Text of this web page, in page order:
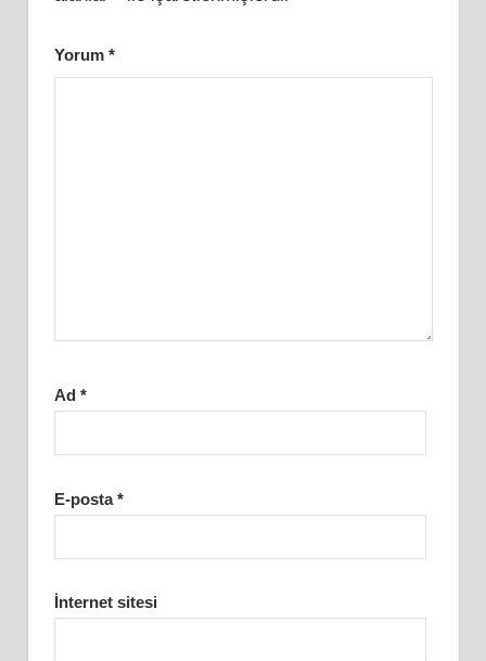
Yorum *
Ad *
E-posta*
İnternet sitesi